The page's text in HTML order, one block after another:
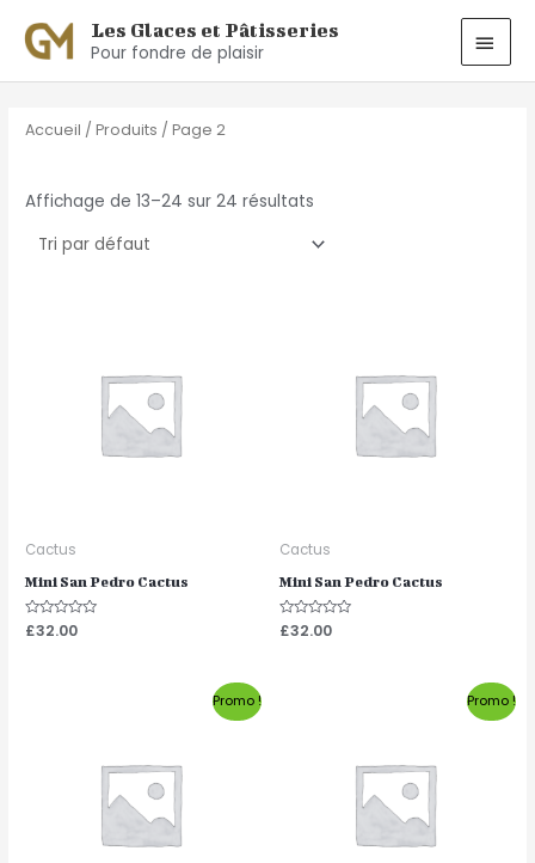
Les Glaces et Pâtisseries
Pour fondre de plaisir
Accueil /Produits / Page 2
Affichage de 13–24 sur 24 résultats
Cactus
Mini San Pedro Cactus
Note
0
£32.00
Cactus
Mini San Pedro Cactus
Note
0
£32.00
Promo ! Promo !